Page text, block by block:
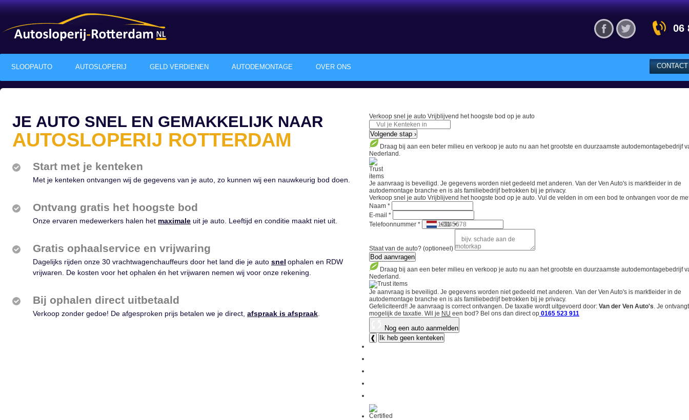
Visit our Facebook
Visit our Twitter
06
SLOOPAUTO AUTOSLOPERIJ GELD VERDIENEN AUTODEMONTAGE OVER ONS
JE AUTO SNEL EN GEMAKKELIJK NAAR
AUTOSLOPERIJ ROTTERDAM
Start met je kenteken
Met je kenteken ontvangen wij de gegevens van je auto, zo kunnen wij een nauwkeurig bod doen.
Ontvang gratis het hoogste bod
Onze ervaren medewerkers halen het maximale uit je auto. Leeftijd en conditie maakt niet uit.
Gratis ophaalservice en vrijwaring
Dagelijks rijden onze 30 vrachtwagenchauffeurs door het land die je auto snel ophalen en RDW
vrijwaren. De kosten voor het ophalen én het vrijwaren nemen wij voor onze rekening.
Bij ophalen direct uitbetaald
Verkoop zonder gedoe! De afgesproken prijs betalen we je direct, afspraak is afspraak
Verkoop snel je auto Vrijblijvend het hoogste bod op je auto
Volgende stap ›
Draag bij aan een beter milieu en verkoop je auto nu aan het grootste en duurzaamste autodemontagebedrijf
Nederland.
Je aanvraag is beveiligd. Je gegevens worden niet gedeeld met anderen. Van der Ven Auto's is marktleider in de
autodemontage branche en is als familiebedrijf betrokken bij je privacy.
Verkoop snel je auto Vrijblijvend het hoogste bod op je auto. Vul de velden in om een bod te ontvangen voor de
Naam *
E-mail *
Telefoonnummer *
+31
Staat van de auto? (optioneel)
Bod aanvragen
Draag bij aan een beter milieu en verkoop je auto nu aan het grootste en duurzaamste autodemontagebedrijf
Nederland.
Je aanvraag is beveiligd. Je gegevens worden niet gedeeld met anderen. Van der Ven Auto's is marktleider in de
autodemontage branche en is als familiebedrijf betrokken bij je privacy.
Gefeliciteerd!! Je aanvraag is correct ontvangen. De taxatie wordt uitgevoerd door: Van der Ven Auto's. Je
mogelijk de taxatie. Wil je NU een bod? Bel ons dan direct op 0165 523 911
Nog een auto aanmelden
❰
Ik heb geen kenteken